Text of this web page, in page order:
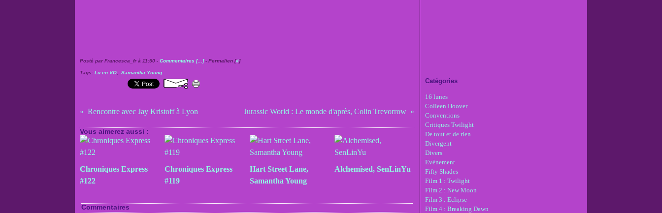
Posté par Francesca_fr à 11:50 - Commentaires [… ]- Permalien [#]
Tags: Lu en VO Samantha Young
Rencontre avec Jay Kristoff à Lyon Jurassic World : Le monde d'après, Colin Trevorrow
Vous aimerez aussi :
Chroniques Express
#122
Chroniques Express
#119
Hart Street Lane,
Samantha Young
Alchemised, SenLinYu
Commentaires
Catégories
16 lunes
Colleen Hoover
Conventions
Critiques Twilight
De tout et de rien
Divergent
Divers
Evènement
Fifty Shades
Film 1 : Twilight
Film 2 : New Moon
Film 3 : Eclipse
Film 4 : Breaking Dawn